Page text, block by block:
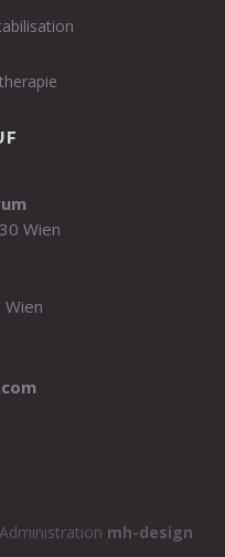
Wien
mh-design